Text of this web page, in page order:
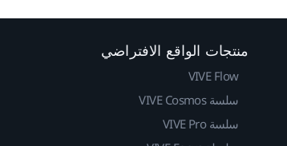
منتجات الواقع الافتراضي
VIVE Flow
سلسة VIVE Cosmos
سلسة VIVE Pro